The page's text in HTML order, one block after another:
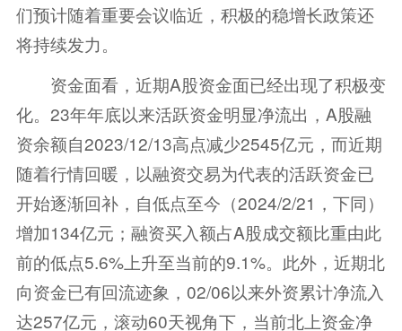
们预计随着重要会议临近，积极的稳增长政策还
将持续发力。
资金面看，近期A股资金面已经出现了积极变
化。23年年底以来活跃资金明显净流出，A股融
资余额自2023/12/13高点减少2545亿元，而近期
随着行情回暖，以融资交易为代表的活跃资金已
开始逐渐回补，自低点至今（2024/2/21，下同）
增加134亿元；融资买入额占A股成交额比重由此
前的低点5.6%上升至当前的9.1%。此外，近期北
向资金已有回流迹象，02/06以来外资累计净流入
达257亿元，滚动60天视角下，当前北上资金净